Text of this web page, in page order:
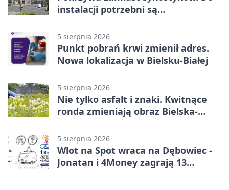
instalacji potrzebni są
5 sierpnia 2026
Punkt pobrań krwi zmienił adres.
Nowa lokalizacja w Bielsku-Białej
5 sierpnia 2026
Nie tylko asfalt i znaki. Kwitnące
ronda zmieniają obraz Bielska-
5 sierpnia 2026
Wlot na Spot wraca na Dębowiec -
Jonatan i 4Money zagrają 13